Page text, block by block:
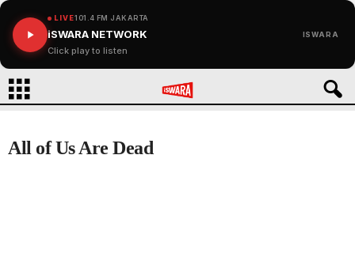
LIVE101.4 FM JAKARTA
iSWARA NETWORK
Click play to listen
ISWARA
All of Us Are Dead